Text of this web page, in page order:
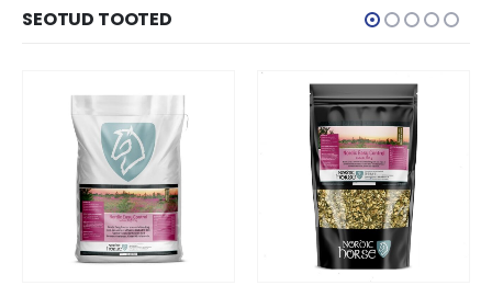
SEOTUD TOOTED